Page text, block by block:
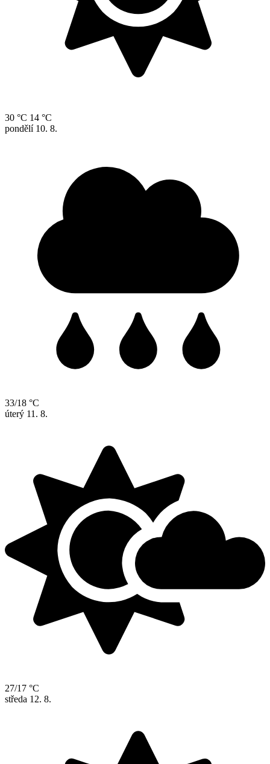
30 °C 14 °C
pondělí 10. 8.
33/18 °C
úterý 11. 8.
27/17 °C
středa 12. 8.